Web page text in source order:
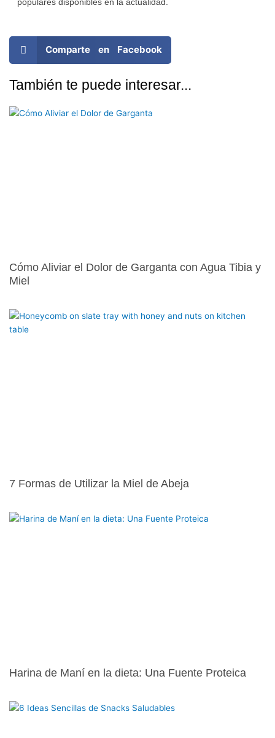
populares disponibles en la actualidad.
Comparte en Facebook
También te puede interesar...
Cómo Aliviar el Dolor de Garganta con Agua Tibia y
Miel
7 Formas de Utilizar la Miel de Abeja
Harina de Maní en la dieta: Una Fuente Proteica